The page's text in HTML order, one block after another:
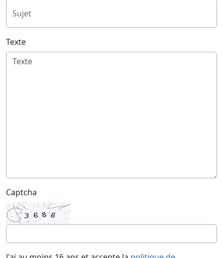
Sujet
Texte
Captcha